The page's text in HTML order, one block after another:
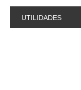
UTILIDADES